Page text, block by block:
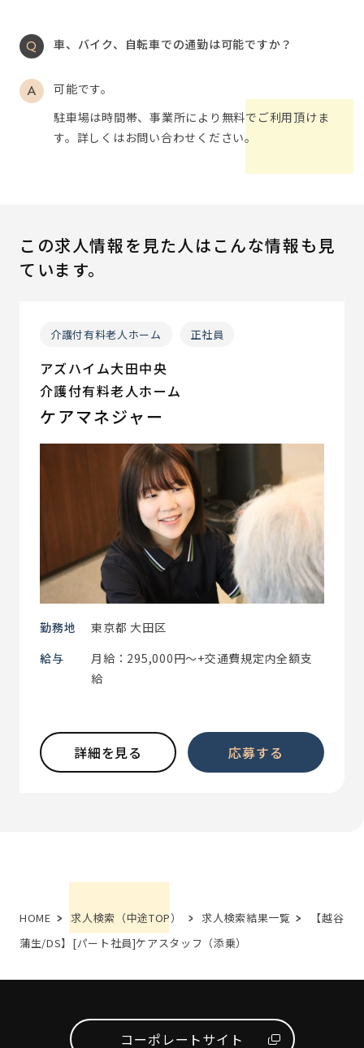
車、バイク、自転車での通勤は可能ですか？
可能です。
駐車場は時間帯、事業所により無料でご利用頂けま
す。詳しくはお問い合わせください。
この求人情報を見た人はこんな情報も見
ています。
介護付有料老人ホーム 正社員
アズハイム大田中央
介護付有料老人ホーム
ケアマネジャー
勤務地
東京都 大田区
給与
月給：295,000円～+交通費規定内全額支
給
詳細を見る 応募する
HOME 求人検索（中途TOP） 求人検索結果一覧
【越谷
蒲生/DS】[パート社員]ケアスタッフ（添乗）
コーポレートサイト